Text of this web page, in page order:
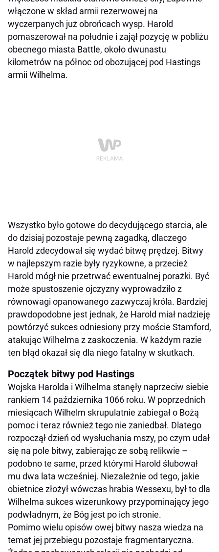
włączone w skład armii rezerwowej na
wyczerpanych już obrońcach wysp. Harold
pomaszerował na południe i zajął pozycję w pobliżu
obecnego miasta Battle, około dwunastu
kilometrów na północ od obozującej pod Hastings
armii Wilhelma.
Wszystko było gotowe do decydującego starcia, ale
do dzisiaj pozostaje pewną zagadką, dlaczego
Harold zdecydował się wydać bitwę prędzej. Bitwy
w najlepszym razie były ryzykowne, a przecież
Harold mógł nie przetrwać ewentualnej porażki. Być
może spustoszenie ojczyzny wyprowadziło z
równowagi opanowanego zazwyczaj króla. Bardziej
prawdopodobne jest jednak, że Harold miał nadzieję
powtórzyć sukces odniesiony przy moście Stamford,
atakując Wilhelma z zaskoczenia. W każdym razie
ten błąd okazał się dla niego fatalny w skutkach.
Początek bitwy pod Hastings
Wojska Harolda i Wilhelma stanęły naprzeciw siebie
rankiem 14 października 1066 roku. W poprzednich
miesiącach Wilhelm skrupulatnie zabiegał o Bożą
pomoc i teraz również tego nie zaniedbał. Dlatego
rozpoczął dzień od wysłuchania mszy, po czym udał
się na pole bitwy, zabierając ze sobą relikwie –
podobno te same, przed którymi Harold ślubował
mu dwa lata wcześniej. Niezależnie od tego, jakie
obietnice złożył wówczas hrabia Wessexu, był to dla
Wilhelma sukces wizerunkowy przypominający jego
podwładnym, że Bóg jest po ich stronie.
Pomimo wielu opisów owej bitwy nasza wiedza na
temat jej przebiegu pozostaje fragmentaryczna.